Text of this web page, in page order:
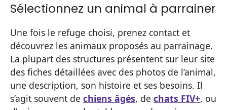
Sélectionnez un animal à parrainer
Une fois le refuge choisi, prenez contact et
découvrez les animaux proposés au parrainage.
La plupart des structures présentent sur leur site
des fiches détaillées avec des photos de l’animal,
une description, son histoire et ses besoins. Il
s’agit souvent de chiens âgés, de chats FIV+, ou